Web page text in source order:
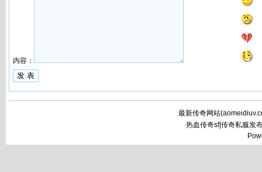
内容：
最新传奇网站(
热血传奇sf|传奇私服发